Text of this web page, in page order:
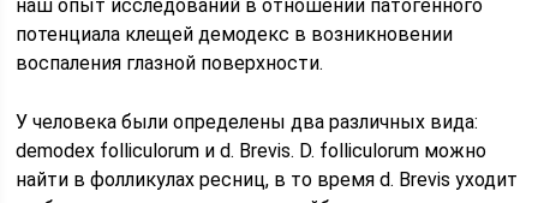
наш опыт исследований в отношении патогенного
потенциала клещей демодекс в возникновении
воспаления глазной поверхности.
У человека были определены два различных вида:
demodex folliculorum и d. Brevis. D. folliculorum можно
найти в фолликулах ресниц, в то время d. Brevis уходит